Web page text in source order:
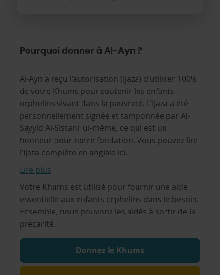
Pourquoi donner à Al-Ayn ?
Al-Ayn a reçu l’autorisation (Ijaza) d’utiliser 100%
de votre Khums pour soutenir les enfants
orphelins vivant dans la pauvreté. L’Ijaza a été
personnellement signée et tamponnée par Al-
Sayyid Al-Sistani lui-même, ce qui est un
honneur pour notre fondation. Vous pouvez lire
l’Ijaza complète en anglais ici.
Lire plus
Votre Khums est utilisé pour fournir une aide
essentielle aux enfants orphelins dans le besoin.
Ensemble, nous pouvons les aidés à sortir de la
précarité.
Donnez le Khums